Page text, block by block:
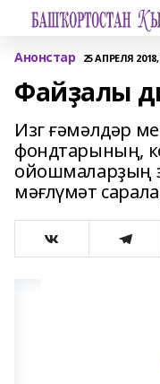
Анонстар 25 АПРЕЛЯ 2018,
Файҙалы
Изг ғәмәлдәр
фондтарының,
ойошмаларҙың
мәғлүмәт